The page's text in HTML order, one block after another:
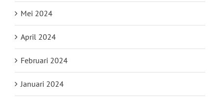
Mei 2024
April 2024
Februari 2024
Januari 2024